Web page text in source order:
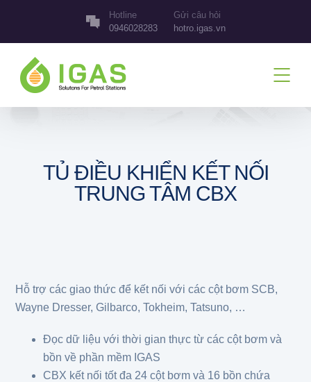
Hotline
0946028283
Gửi câu hỏi
hotro.igas.vn
TỦ ĐIỀU KHIỂN KẾT NỐI
TRUNG TÂM CBX
Hỗ trợ các giao thức để kết nối với các cột bơm SCB,
Wayne Dresser, Gilbarco, Tokheim, Tatsuno, …
Đọc dữ liệu với thời gian thực từ các cột bơm và
bồn về phần mềm IGAS
CBX kết nối tốt đa 24 cột bơm và 16 bồn chứa